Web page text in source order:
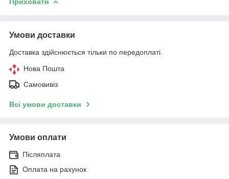
Умови доставки
Доставка здійснюється тільки по передоплаті.
Нова Пошта
Самовивіз
Всі умови доставки
Умови оплати
Післяплата
Оплата на рахунок